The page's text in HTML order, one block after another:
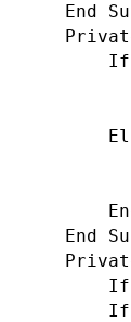
End
End